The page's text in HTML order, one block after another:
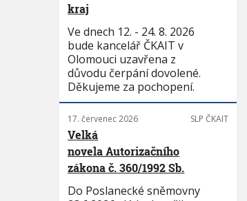
kraj
Ve dnech 12. - 24. 8. 2026
bude kancelář ČKAIT v
Olomouci uzavřena z
důvodu čerpání dovolené.
Děkujeme za pochopení.
17. červenec 2026 SLP ČKAIT
Velká
novela Autorizačního
zákona č. 360/1992 Sb.
Do Poslanecké sněmovny